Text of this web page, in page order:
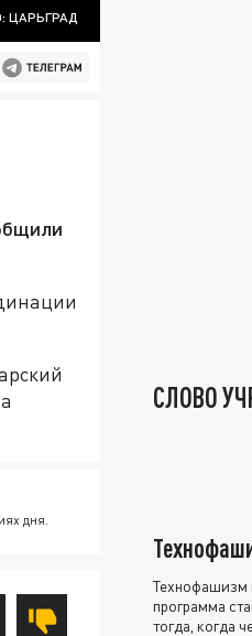
ЦАРЬГРАД
дня.
СЛОВО
Технофашизм
программа
тогда, когда